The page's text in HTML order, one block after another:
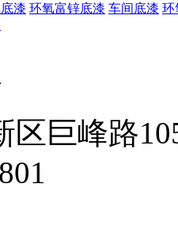
漆 环氧富锌底漆 车间底漆 环
区巨峰路